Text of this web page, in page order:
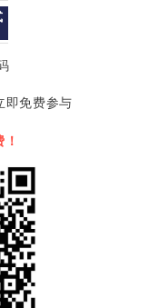
即免费参与